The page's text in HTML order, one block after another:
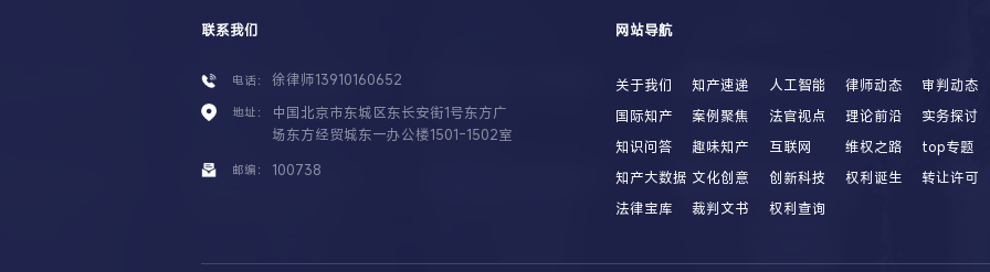
联系我们
电话： 徐律师13910160652
地址：
中国北京市东城区东长安街1号东方广
场东方经贸城东一办公楼1501-1502室
邮编： 100738
网站导航
关于我们 知产速递 人工智能 律师动态
审判动态
国际知产
案例聚焦 法官视点 理论前沿
实务探讨
知识问答
趣味知产 互联网 维权之路
top专题
知产大数据 文化创意 创新科技 权利诞生
转让许可
法律宝库
裁判文书 权利查询